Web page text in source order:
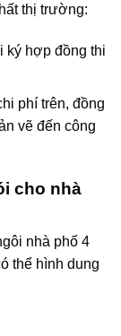
thị trường:
ký hợp đồng thi
phí trên, đồng
vẽ đến công
cho nhà
nhà phố 4
thể hình dung